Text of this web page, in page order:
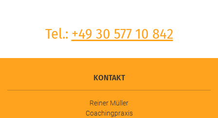
Tel.: +49 30 577 10 842
KONTAKT
Reiner Müller
Coachingpraxis